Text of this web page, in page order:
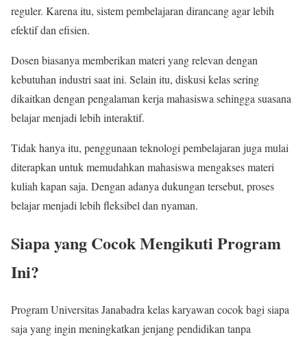
reguler. Karena itu, sistem pembelajaran dirancang agar lebih
efektif dan efisien.
Dosen biasanya memberikan materi yang relevan dengan
kebutuhan industri saat ini. Selain itu, diskusi kelas sering
dikaitkan dengan pengalaman kerja mahasiswa sehingga suasana
belajar menjadi lebih interaktif.
Tidak hanya itu, penggunaan teknologi pembelajaran juga mulai
diterapkan untuk memudahkan mahasiswa mengakses materi
kuliah kapan saja. Dengan adanya dukungan tersebut, proses
belajar menjadi lebih fleksibel dan nyaman.
Siapa yang Cocok Mengikuti Program
Ini?
Program Universitas Janabadra kelas karyawan cocok bagi siapa
saja yang ingin meningkatkan jenjang pendidikan tanpa